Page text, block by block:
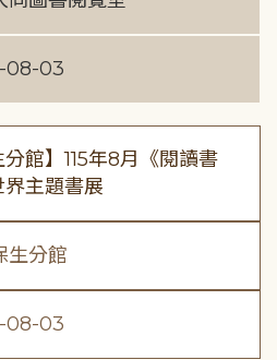
08-03
分館】115年8月《閱讀書
主題書展
生分館
08-03